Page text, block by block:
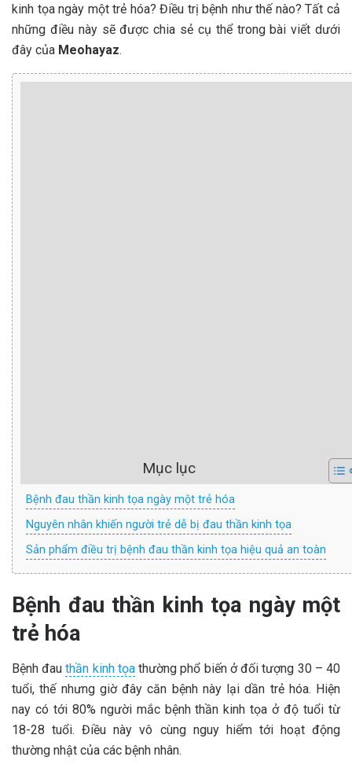
kinh tọa ngày một trẻ hóa? Điều trị bệnh như thế nào? Tất cả
những điều này sẽ được chia sẻ cụ thể trong bài viết dưới
đây của Meohayaz.
Mục lục
Bệnh đau thần kinh tọa ngày một trẻ hóa
Nguyên nhân khiến người trẻ dễ bị đau thần kinh tọa
Sản phẩm điều trị bệnh đau thần kinh tọa hiệu quả an toàn
Bệnh đau thần kinh tọa ngày một
trẻ hóa
Bệnh đauthần kinh tọathường phổ biến ở đối tượng 30 – 40
tuổi, thế nhưng giờ đây căn bệnh này lại dần trẻ hóa. Hiện
nay có tới 80% người mắc bệnh thần kinh tọa ở độ tuổi từ
18-28 tuổi. Điều này vô cùng nguy hiểm tới hoạt động
thường nhật của các bệnh nhân.